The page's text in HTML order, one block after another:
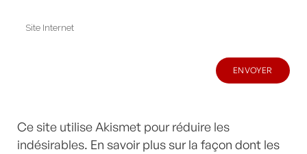
Ce site utilise Akismet pour réduire les
indésirables. En savoir plus sur la façon dont les